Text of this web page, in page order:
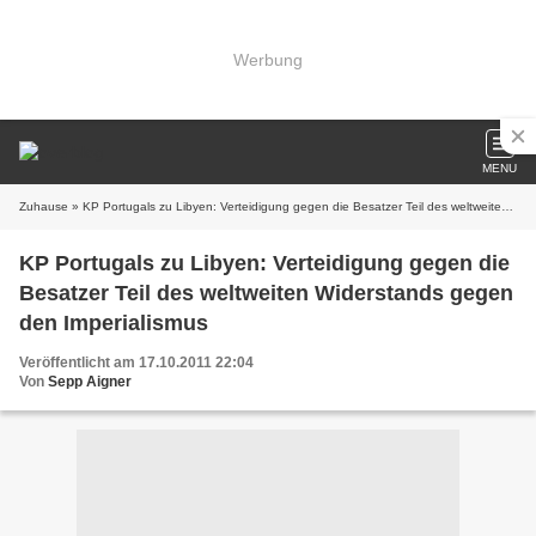
Werbung
MENU
Zuhause » KP Portugals zu Libyen: Verteidigung gegen die Besatzer Teil des weltweiten Widerstands gegen den Imperialismus
KP Portugals zu Libyen: Verteidigung gegen die
Besatzer Teil des weltweiten Widerstands gegen
den Imperialismus
Veröffentlicht am 17.10.2011 22:04
Von Sepp Aigner